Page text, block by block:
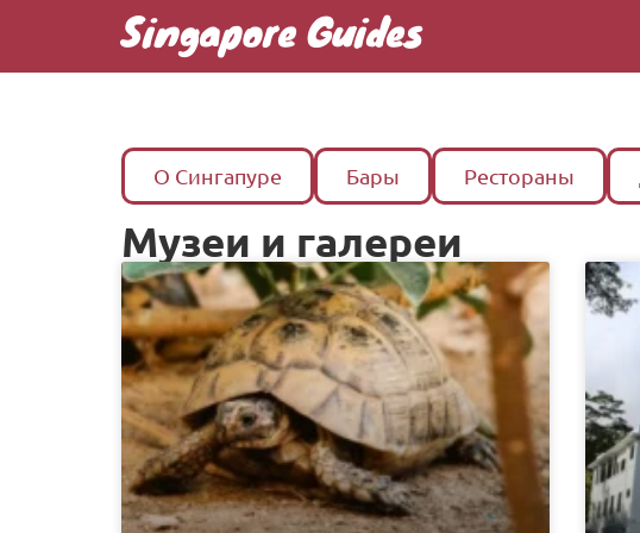
Singapore Guides
О Сингапуре Бары Рестораны
Музеи и галереи